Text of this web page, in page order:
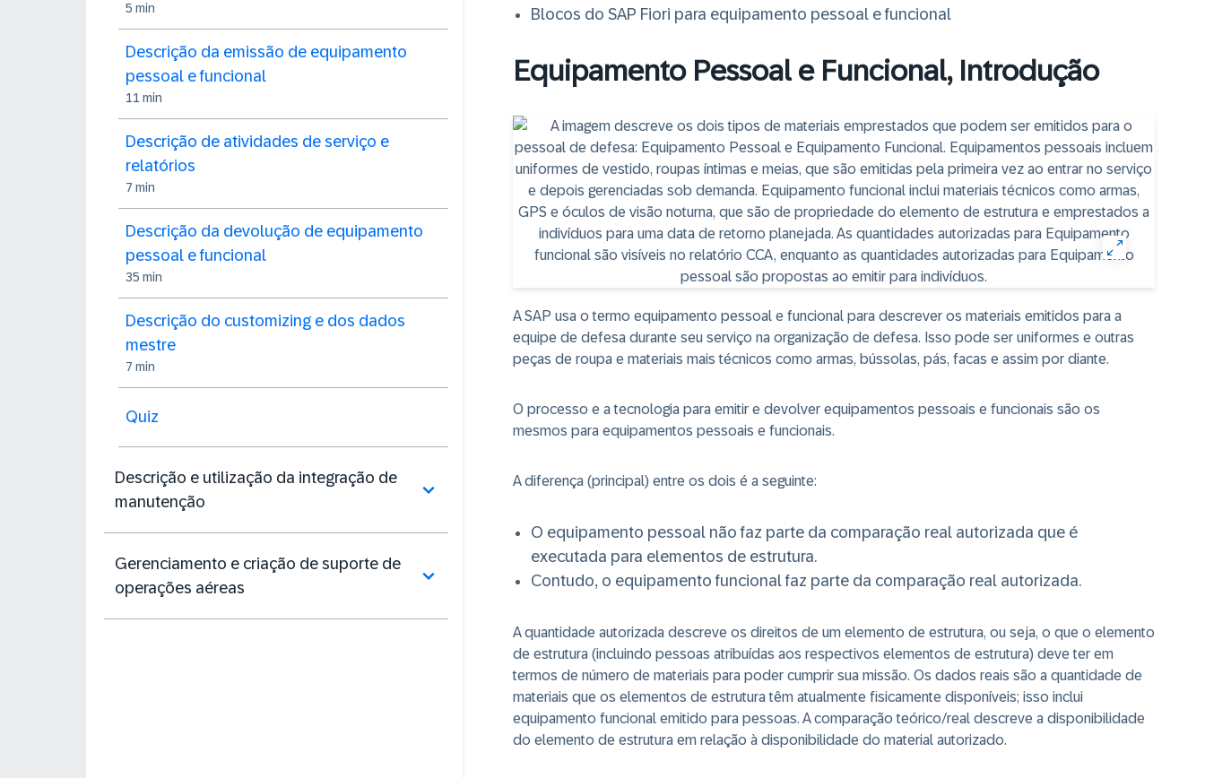
5 min
Descrição da emissão de equipamento
pessoal e funcional
11 min
Descrição de atividades de serviço e
relatórios
7 min
Descrição da devolução de equipamento
pessoal e funcional
35 min
Descrição do customizing e dos dados
mestre
7 min
Quiz
Descrição e utilização da integração de
manutenção
Gerenciamento e criação de suporte de
operações aéreas
Blocos do SAP Fiori para equipamento pessoal e funcional
Equipamento Pessoal e Funcional, Introdução
A SAP usa o termo equipamento pessoal e funcional para descrever os materiais emitidos para a
equipe de defesa durante seu serviço na organização de defesa. Isso pode ser uniformes e outras
peças de roupa e materiais mais técnicos como armas, bússolas, pás, facas e assim por diante.
O processo e a tecnologia para emitir e devolver equipamentos pessoais e funcionais são os
mesmos para equipamentos pessoais e funcionais.
A diferença (principal) entre os dois é a seguinte:
O equipamento pessoal não faz parte da comparação real autorizada que é
executada para elementos de estrutura.
Contudo, o equipamento funcional faz parte da comparação real autorizada.
A quantidade autorizada descreve os direitos de um elemento de estrutura, ou seja, o que o elemento
de estrutura (incluindo pessoas atribuídas aos respectivos elementos de estrutura) deve ter em
termos de número de materiais para poder cumprir sua missão. Os dados reais são a quantidade de
materiais que os elementos de estrutura têm atualmente fisicamente disponíveis; isso inclui
equipamento funcional emitido para pessoas. A comparação teórico/real descreve a disponibilidade
do elemento de estrutura em relação à disponibilidade do material autorizado.